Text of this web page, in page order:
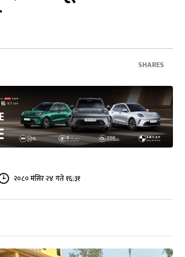
SHARES
२०८० मंसिर २४ गते १६:३१